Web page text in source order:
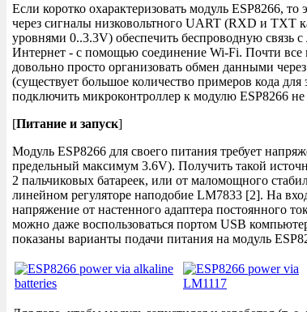
Если коротко охарактеризовать модуль ESP8266,
через сигналы низковольтного UART (RXD и TXT
уровнями 0..3.3V) обеспечить беспроводную связь
Интернет - с помощью соединение Wi-Fi. Почти все
довольно просто организовать обмен данными
(существует большое количество примеров кода для
подключить микроконтроллер к модулю ESP8266 не
[Питание и запуск]
Модуль ESP8266 для своего питания требует
предельный максимум 3.6V). Получить такой
2 пальчиковых батареек, или от маломощного
линейном регуляторе наподобие LM7833 [2]. На
напряжение от настенного адаптера постоянного
можно даже воспользоваться портом USB
показаны варианты подачи питания на модуль